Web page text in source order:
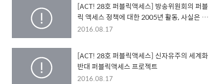
[ACT! 28호 퍼블릭액세스] 방송위원회의 퍼블
릭 액세스 정책에 대한 2005년 활동, 사실은 이
렇습니다.
2016.08.17
[ACT! 28호 퍼블릭액세스] 신자유주의 세계화
반대 퍼블릭액세스 프로젝트
2016.08.17